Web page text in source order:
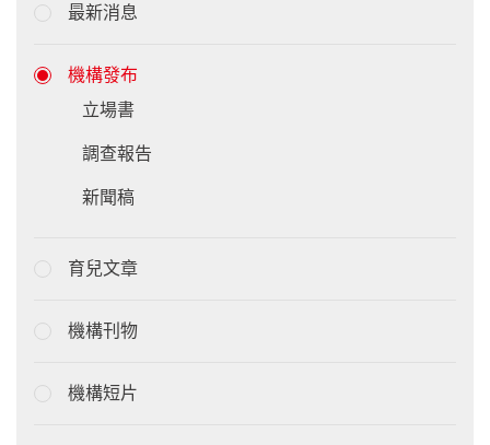
最新消息
機構發布
立場書
調查報告
新聞稿
育兒文章
機構刊物
機構短片